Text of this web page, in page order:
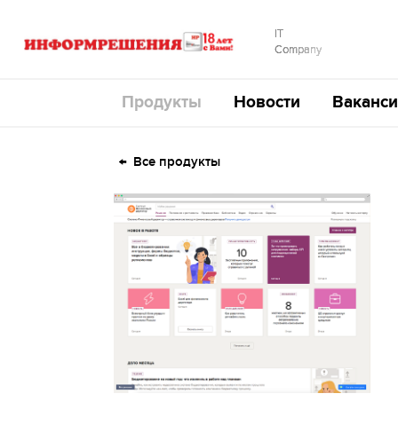
IT
Company
Продукты Новости
Все продукты